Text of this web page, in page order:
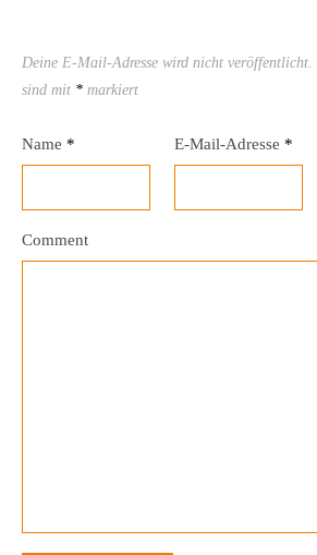
Deine E-Mail-Adresse wird nicht veröffentlicht.
sind mit * markiert
Name * E-Mail-Adresse *
Comment